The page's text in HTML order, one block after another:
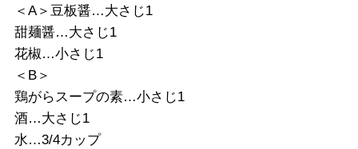
＜A＞豆板醤…大さじ1
甜麺醤…大さじ1
花椒…小さじ1
＜B＞
鶏がらスープの素…小さじ1
酒…大さじ1
水…3/4カップ